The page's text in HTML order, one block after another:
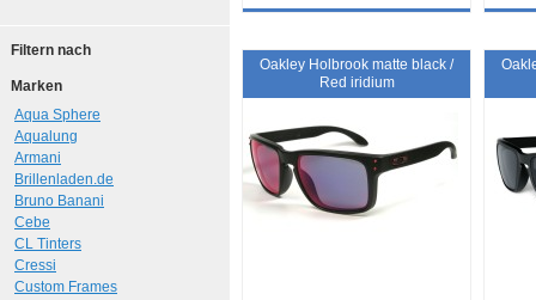
Art.-Nr.: 10261 Art.-
Oakley Holbrook matte black /
Red iridium
Filtern nach
Marken
Aqua Sphere
Aqualung
Armani
Brillenladen.de
Bruno Banani
Cebe
CL Tinters
Cressi
Custom Frames